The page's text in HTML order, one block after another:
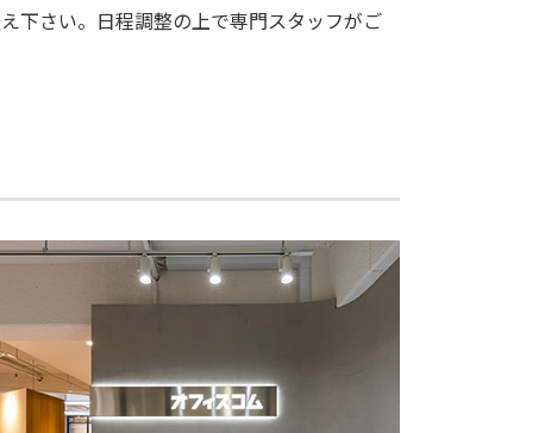
下さい。日程調整の上で専門スタッフがご